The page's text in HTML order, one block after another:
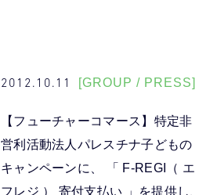
2012.10.11 [GROUP / PRESS]
【フューチャーコマース】特定非
営利活動法人パレスチナ子どもの
キャンペーンに、 「 F-REGI（ エ
フレジ ） 寄付支払い 」を提供し、